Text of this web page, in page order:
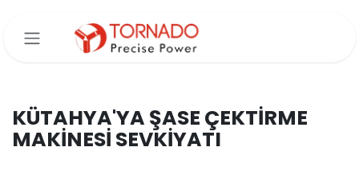
KÜTAHYA'YA ŞASE ÇEKTİRME
MAKİNESİ SEVKİYATI